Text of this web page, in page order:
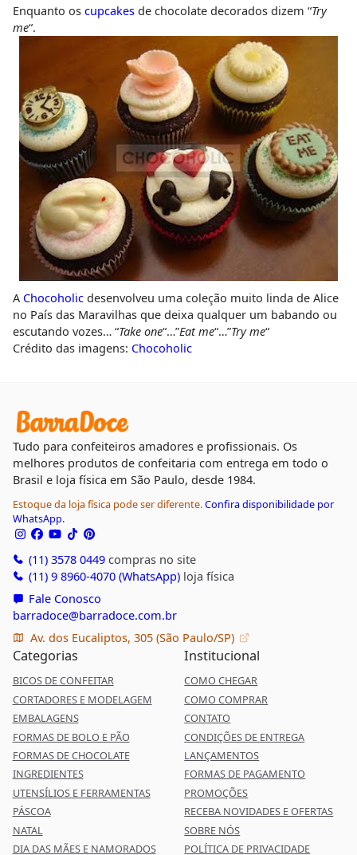
Enquanto os cupcakesde chocolate decorados dizem “Try
me“.
A Chocoholicdesenvolveu uma coleção muito linda de Alice
no País das Maravilhas que deixa qualquer um babando ou
escutando vozes… “Take one“…”Eat me“…”Try me“
Crédito das imagens: Chocoholic
Tudo para confeiteiros amadores e profissionais. Os
melhores produtos de confeitaria com entrega em todo o
Brasil e loja física em São Paulo, desde 1984.
Estoque da loja física pode ser diferente.Confira disponibilidade por
WhatsApp.
(11) 3578 0449compras no site
(11) 9 8960-4070 (WhatsApp)loja física
Fale Conosco
barradoce@barradoce.com.br
Av. dos Eucaliptos, 305 (São Paulo/SP)
Categorias
BICOS DE CONFEITAR
CORTADORES E MODELAGEM
EMBALAGENS
FORMAS DE BOLO E PÃO
FORMAS DE CHOCOLATE
INGREDIENTES
UTENSÍLIOS E FERRAMENTAS
PÁSCOA
NATAL
DIA DAS MÃES E NAMORADOS
Institucional
COMO CHEGAR
COMO COMPRAR
CONTATO
CONDIÇÕES DE ENTREGA
LANÇAMENTOS
FORMAS DE PAGAMENTO
PROMOÇÕES
RECEBA NOVIDADES E OFERTAS
SOBRE NÓS
POLÍTICA DE PRIVACIDADE